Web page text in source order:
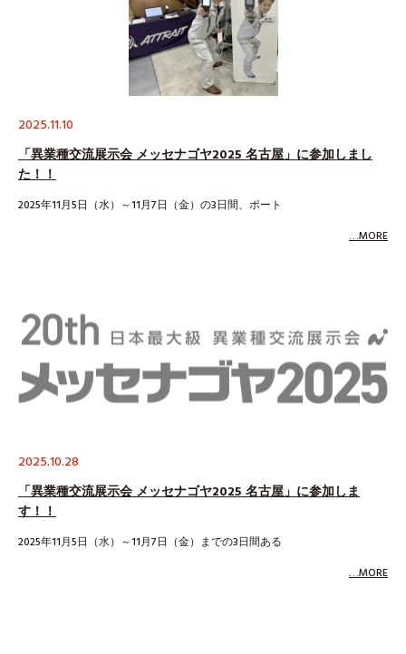
2025.11.10
「異業種交流展示会 メッセナゴヤ2025 名古屋」に参加しまし
た！！
2025年11月5日（水）～11月7日（金）の3日間、ポート
…MORE
2025.10.28
「異業種交流展示会 メッセナゴヤ2025 名古屋」に参加しま
す！！
2025年11月5日（水）～11月7日（金）までの3日間ある
…MORE